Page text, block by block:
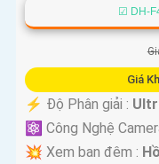
☑ DH-
Giá
️⚡ Độ Phân giải :
⚛️ Công Nghệ
💥 Xem ban đêm :